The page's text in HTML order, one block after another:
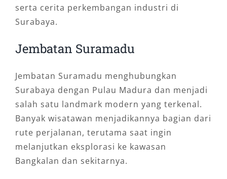
serta cerita perkembangan industri di
Surabaya.
Jembatan Suramadu
Jembatan Suramadu menghubungkan
Surabaya dengan Pulau Madura dan menjadi
salah satu landmark modern yang terkenal.
Banyak wisatawan menjadikannya bagian dari
rute perjalanan, terutama saat ingin
melanjutkan eksplorasi ke kawasan
Bangkalan dan sekitarnya.